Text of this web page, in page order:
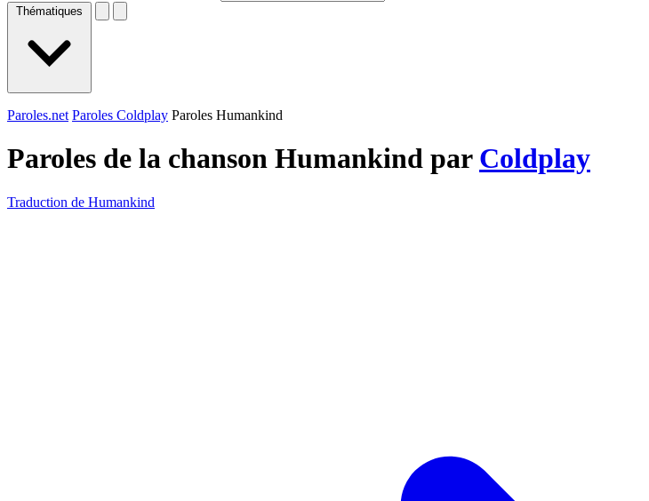
Thématiques
Paroles.net Paroles Coldplay Paroles Humankind
Paroles de la chanson Humankind par Coldplay
Traduction de Humankind